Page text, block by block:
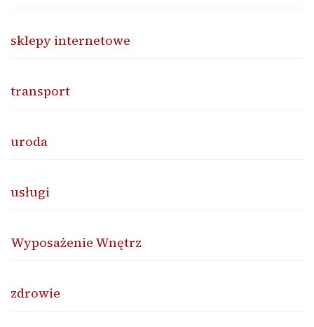
sklepy internetowe
transport
uroda
usługi
Wyposażenie Wnętrz
zdrowie